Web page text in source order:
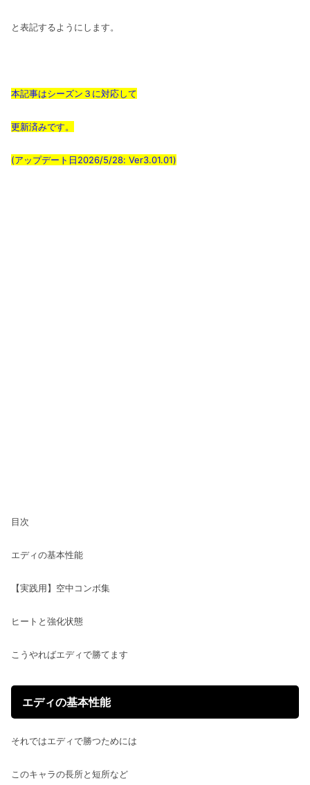
と表記するようにします。
本記事はシーズン３に対応して
更新済みです。
(アップデート日2026/5/28: Ver3.01.01)
目次
エディの基本性能
【実践用】空中コンボ集
ヒートと強化状態
こうやればエディで勝てます
エディの基本性能
それではエディで勝つためには
このキャラの長所と短所など